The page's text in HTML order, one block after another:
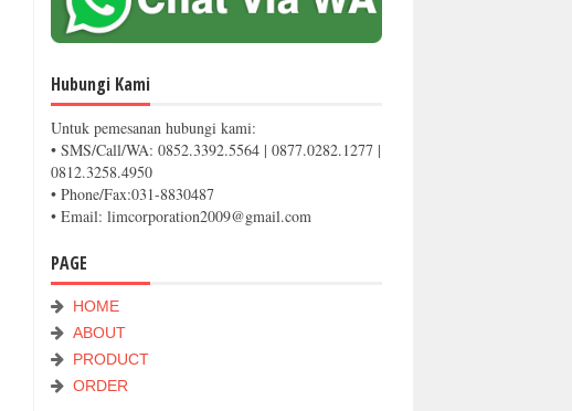
Hubungi Kami
Untuk pemesanan hubungi kami:
• SMS/Call/WA: 0852.3392.5564 | 0877.0282.1277 |
0812.3258.4950
• Phone/Fax:031-8830487
• Email: limcorporation2009@gmail.com
PAGE
HOME
ABOUT
PRODUCT
ORDER